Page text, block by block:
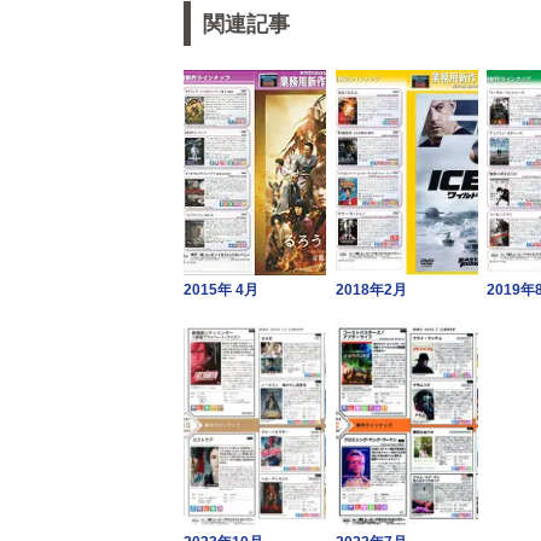
関連記事
2015年 4月 2018年2月 2019年